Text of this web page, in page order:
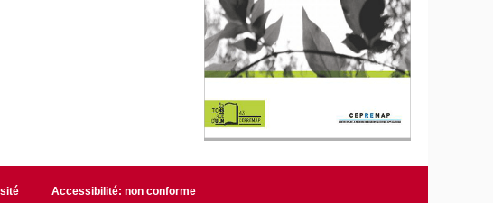
Accessibilité: non conforme